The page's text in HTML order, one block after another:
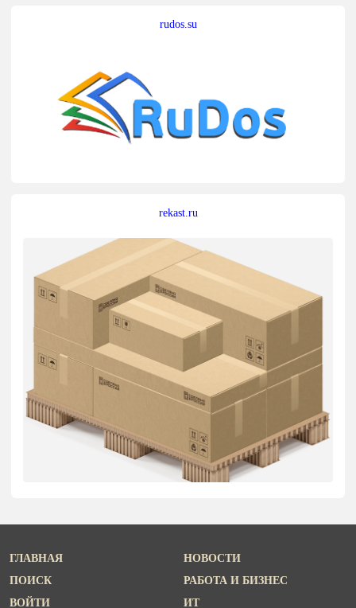
rudos.su
rekast.ru
ГЛАВНАЯ
ПОИСК
ВОЙТИ
НОВОСТИ
РАБОТА И БИЗНЕС
ИТ